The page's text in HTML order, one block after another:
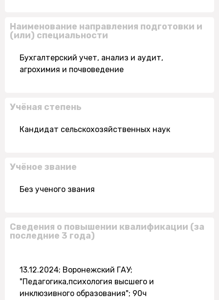
Наименование направления подготовки и
(или) специальности
Бухгалтерский учет, анализ и аудит,
агрохимия и почвоведение
Учёная степень
Кандидат сельскохозяйственных наук
Учёное звание
Без ученого звания
Сведения о повышении квалификации (за
последние 3 года)
13.12.2024; Воронежский ГАУ;
"Педагогика,психология высшего и
инклюзивного образования"; 90ч